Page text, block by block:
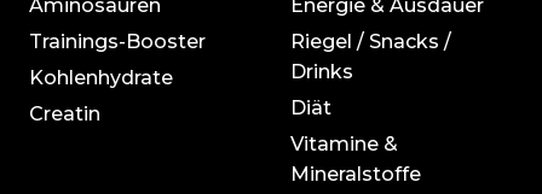
Aminosäuren
Trainings-Booster
Kohlenhydrate
Creatin
Energie & Ausdauer
Riegel / Snacks /
Drinks
Diät
Vitamine &
Mineralstoffe